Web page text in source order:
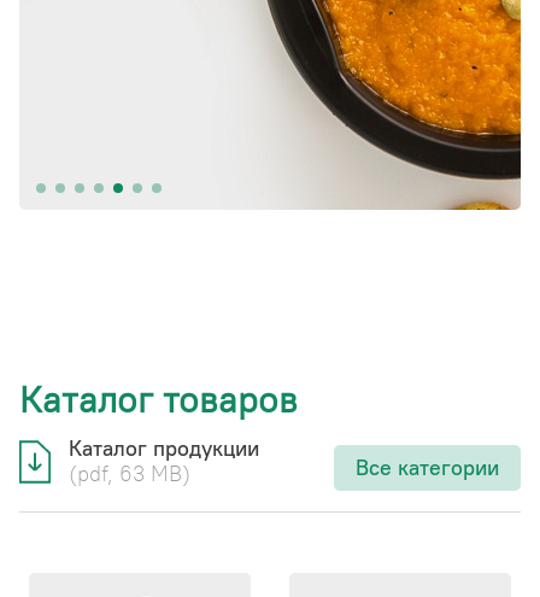
Каталог товаров
Каталог продукции
(pdf, 63 MB)
Все категории